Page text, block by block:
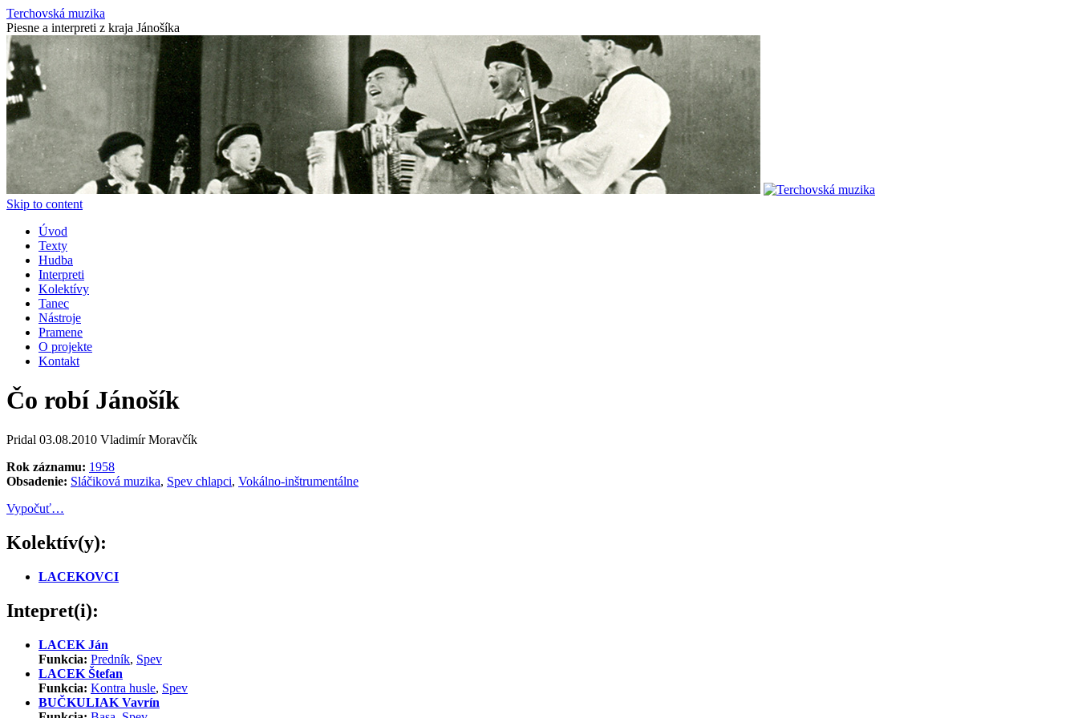
Terchovská muzika
Piesne a interpreti z kraja Jánošíka
Skip to content
Úvod
Texty
Hudba
Interpreti
Kolektívy
Tanec
Nástroje
Pramene
O projekte
Kontakt
Čo robí Jánošík
Pridal 03.08.2010 Vladimír Moravčík
Rok záznamu: 1958
Obsadenie: Sláčiková muzika, Spev chlapci, Vokálno-inštrumentálne
Vypočuť…
Kolektív(y):
LACEKOVCI
Intepret(i):
LACEK Ján
Funkcia: Predník, Spev
LACEK Štefan
Funkcia: Kontra husle, Spev
BUČKULIAK Vavrín